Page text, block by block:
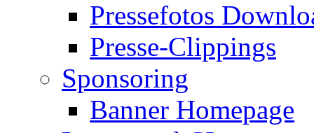
Pressefotos
Presse-Clippings
Sponsoring
Banner Homepage